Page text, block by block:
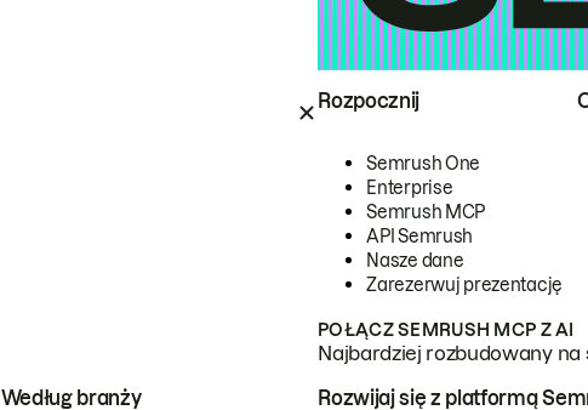
Rozpocznij
Semrush One
Enterprise
Semrush MCP
API Semrush
Nasze dane
Zarezerwuj prezentację
POŁĄCZ SEMRUSH MCP Z AI
Najbardziej rozbudowany
Według branży Rozwijaj się z platformą